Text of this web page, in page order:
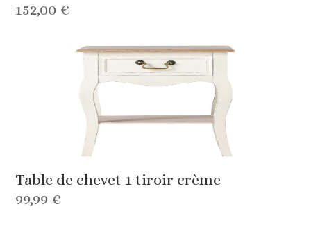
152,00 €
Table de chevet 1 tiroir crème
99,99 €